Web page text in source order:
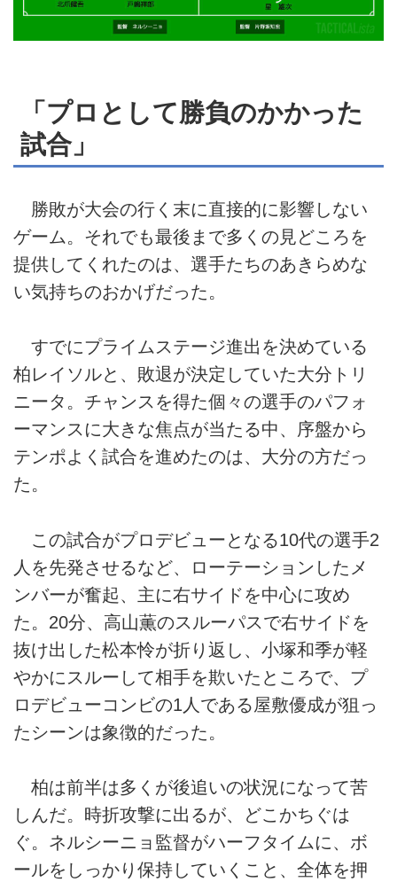
「プロとして勝負のかかった
試合」
勝敗が大会の行く末に直接的に影響しない
ゲーム。それでも最後まで多くの見どころを
提供してくれたのは、選手たちのあきらめな
い気持ちのおかげだった。
すでにプライムステージ進出を決めている
柏レイソルと、敗退が決定していた大分トリ
ニータ。チャンスを得た個々の選手のパフォ
ーマンスに大きな焦点が当たる中、序盤から
テンポよく試合を進めたのは、大分の方だっ
た。
この試合がプロデビューとなる10代の選手2
人を先発させるなど、ローテーションしたメ
ンバーが奮起、主に右サイドを中心に攻め
た。20分、高山薫のスルーパスで右サイドを
抜け出した松本怜が折り返し、小塚和季が軽
やかにスルーして相手を欺いたところで、プ
ロデビューコンビの1人である屋敷優成が狙っ
たシーンは象徴的だった。
柏は前半は多くが後追いの状況になって苦
しんだ。時折攻撃に出るが、どこかちぐは
ぐ。ネルシーニョ監督がハーフタイムに、ボ
ールをしっかり保持していくこと、全体を押